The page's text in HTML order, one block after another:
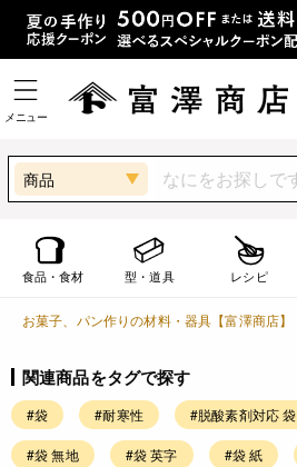
メニュー
商品
食品・食材 型・道具 レシピ
お菓子、パン作りの材料・器具【富澤商店】
関連商品をタグで探す
#袋 #耐寒性 #脱酸素剤対応 袋
#袋 無地 #袋 英字 #袋 紙